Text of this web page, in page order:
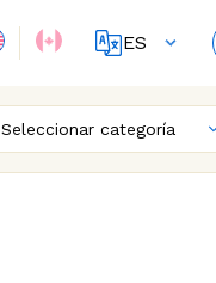
ES
EN
Seleccionar categoría